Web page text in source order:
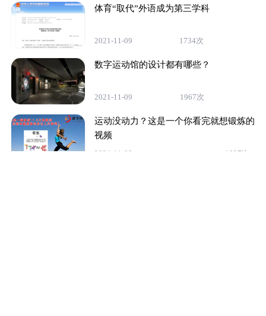
体育“取代”外语成为第三学科
2021-11-09 1734次
数字运动馆的设计都有哪些？
2021-11-09 1967次
运动没动力？这是一个你看完就想锻炼的
视频
2021-11-09 1937次